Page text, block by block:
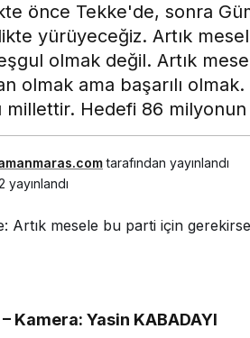
önce Tekke'de, sonra
yürüyeceğiz. Artık
olmak değil. Artık
olmak ama başarılı
millettir. Hedefi 86
tarafından yayınlandı
yayınlandı
Kamera: Yasin KABADAYI